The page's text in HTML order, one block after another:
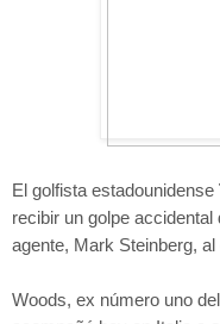
El golfista estadounidense
recibir un golpe
agente, Mark Steinberg, al
Woods, ex número uno